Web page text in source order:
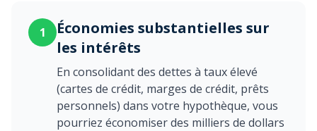
1
Économies substantielles sur
les intérêts
En consolidant des dettes à taux élevé
(cartes de crédit, marges de crédit, prêts
personnels) dans votre hypothèque, vous
pourriez économiser des milliers de dollars